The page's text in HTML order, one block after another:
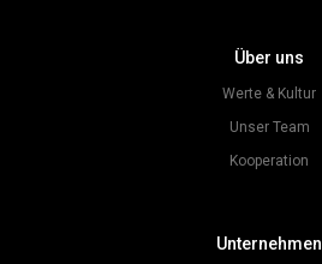
Über uns
Werte & Kultur
Unser Team
Kooperation
Unternehmen